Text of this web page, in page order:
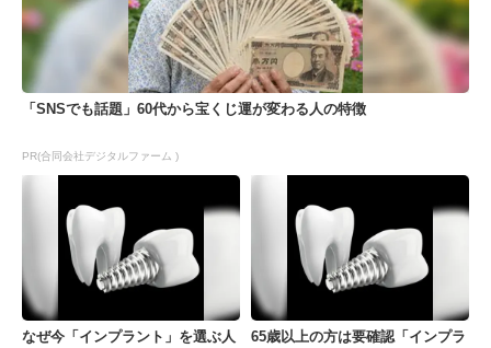
「SNSでも話題」60代から宝くじ運が変わる人の特徴
PR(合同会社デジタルファーム )
なぜ今「インプラント」を選ぶ人
65歳以上の方は要確認「インプラ